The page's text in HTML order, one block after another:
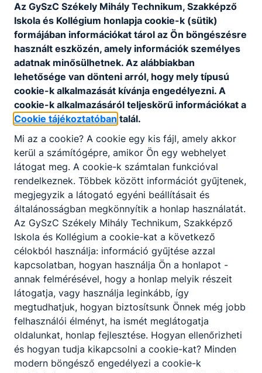
saját útját, legyen szó szakmai sikerekről,
továbbtanulásról vagy akár vállalkozói tervekről.
Ha olyan iskolát keres, ahol a magas szintű
szakmai felkészítés mellett odafigyelnek Önre,
ahol nemcsak a tudása számít, hanem Ön mint
ember is, akkor köztünk a helye! Bátran fedezze
fel a lehetőségeket, tegyen fel kérdéseket, és
tapasztalja meg, milyen érzés egy támogató
közösség tagjának lenni.
Varga Angéla igazgató
Az GySzC Székely Mihály Technikum, Szakképző
Iskola és Kollégium honlapja cookie-k (sütik)
formájában információkat tárol az Ön böngészésre
használt eszközén, amely információk személyes
adatnak minősülhetnek. Az alábbiakban
lehetősége van dönteni arról, hogy mely típusú
cookie-k alkalmazását kívánja engedélyezni. A
cookie-k alkalmazásáról teljeskörű információkat a
Cookie tájékoztatóban talál.
Mi az a cookie? A cookie egy kis fájl, amely akkor
kerül a számítógépre, amikor Ön egy webhelyet
látogat meg. A cookie-k számtalan funkcióval
rendelkeznek. Többek között információt gyűjtenek,
megjegyzik a látogató egyéni beállításait és
általánosságban megkönnyítik a honlap használatát.
Az GySzC Székely Mihály Technikum, Szakképző
Iskola és Kollégium a cookie-kat a következő
célokból használja: információ gyűjtése azzal
kapcsolatban, hogyan használja Ön a honlapot -
annak felmérésével, hogy a honlap melyik részeit
látogatja, vagy használja leginkább, így
megtudhatjuk, hogyan biztosítsunk Önnek még jobb
felhasználói élményt, ha ismét meglátogatja
oldalunkat, honlap fejlesztése. Hogyan ellenőrizheti
és hogyan tudja kikapcsolni a cookie-kat? Minden
modern böngésző engedélyezi a cookie-k